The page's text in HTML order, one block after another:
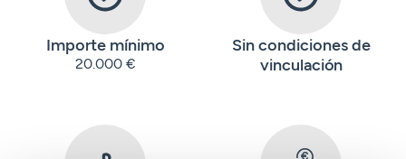
Importe mínimo
20.000 €
Sin condiciones de
vinculación